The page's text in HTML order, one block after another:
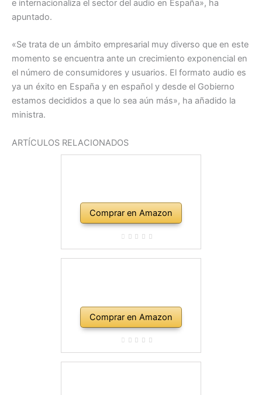
e internacionaliza el sector del audio en España», ha
apuntado.
«Se trata de un ámbito empresarial muy diverso que en este
momento se encuentra ante un crecimiento exponencial en
el número de consumidores y usuarios. El formato audio es
ya un éxito en España y en español y desde el Gobierno
estamos decididos a que lo sea aún más», ha añadido la
ministra.
ARTÍCULOS RELACIONADOS
Comprar en Amazon
Comprar en Amazon